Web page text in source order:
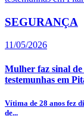
SEGURANÇA
11/05/2026
Mulher faz sinal de
testemunhas em
Vítima de 28 anos fez
de...